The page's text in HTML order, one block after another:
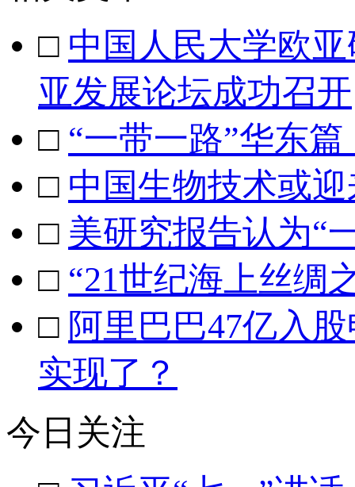
□ 中国人民大学欧
亚发展论坛成功召开
□ “一带一路”华东
□ 中国生物技术或
□ 美研究报告认为“
□ “21世纪海上丝绸
□ 阿里巴巴47亿入
实现了？
今日关注